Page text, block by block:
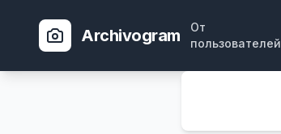
Archivogram
От
пользователей